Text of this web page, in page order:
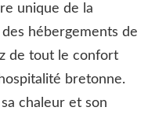
unique de la
hébergements de
de tout le confort
bretonne.
chaleur et son